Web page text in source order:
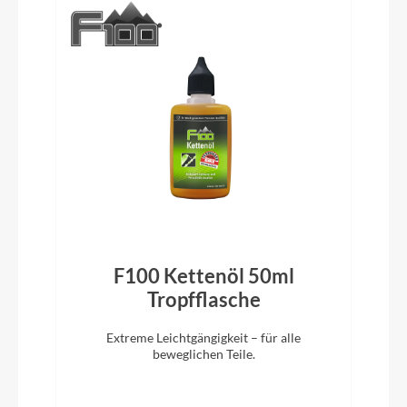
Schutzbleche
BGM Allroad Fender, 50 mm
Lenkerband
Syncros RC Bartape
Syncros, -6°
Gravelbike
F100 Kettenöl 50ml
Tropfflasche
Extreme Leichtgängigkeit – für alle
beweglichen Teile.